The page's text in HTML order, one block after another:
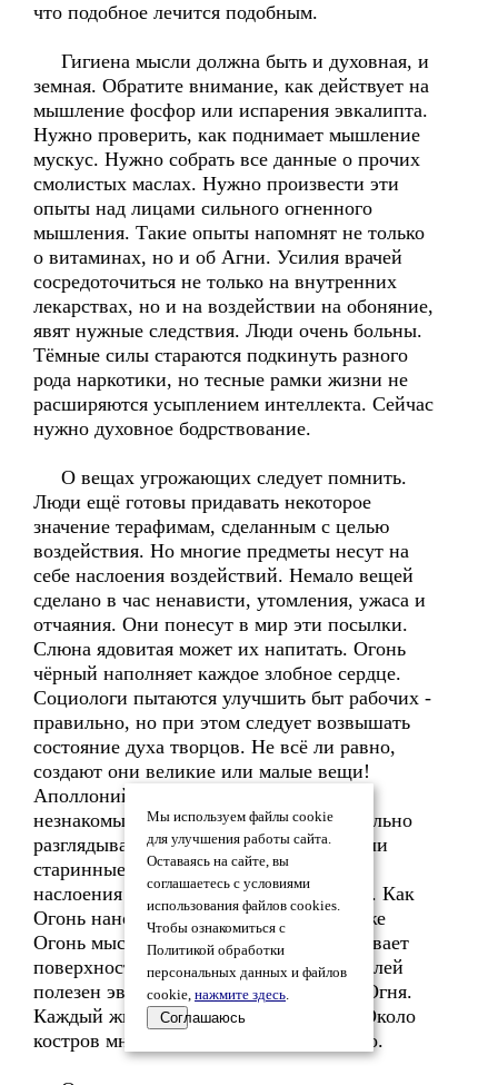
что подобное лечится подобным.
Гигиена мысли должна быть и духовная, и
земная. Обратите внимание, как действует на
мышление фосфор или испарения эвкалипта.
Нужно проверить, как поднимает мышление
мускус. Нужно собрать все данные о прочих
смолистых маслах. Нужно произвести эти
опыты над лицами сильного огненного
мышления. Такие опыты напомнят не только
о витаминах, но и об Агни. Усилия врачей
сосредоточиться не только на внутренних
лекарствах, но и на воздействии на обоняние,
явят нужные следствия. Люди очень больны.
Тёмные силы стараются подкинуть разного
рода наркотики, но тесные рамки жизни не
расширяются усыплением интеллекта. Сейчас
нужно духовное бодрствование.
О вещах угрожающих следует помнить.
Люди ещё готовы придавать некоторое
значение терафимам, сделанным с целью
воздействия. Но многие предметы несут на
себе наслоения воздействий. Немало вещей
сделано в час ненависти, утомления, ужаса и
отчаяния. Они понесут в мир эти посылки.
Слюна ядовитая может их напитать. Огонь
чёрный наполняет каждое злобное сердце.
Социологи пытаются улучшить быт рабочих -
правильно, но при этом следует возвышать
состояние духа творцов. Не всё ли равно,
создают они великие или малые вещи!
Аполлоний никогда не брал в руки
незнакомых вещей. Он сперва внимательно
разглядывал их, особенно если они были
старинные. Сколько раз твердил, что
наслоения мысли гораздо сильнее ядов. Как
Огонь наносит патину на сосуды, так же
Огонь мысли несмываем, когда напитывает
поверхность предмета. Среди очистителей
полезен эвкалипт, содержащий много Огня.
Каждый живой Огонь также полезен. Около
костров много заразы было уничтожено.
Мы используем файлы cookie
для улучшения работы сайта.
Оставаясь на сайте, вы
соглашаетесь с условиями
использования файлов cookies.
Чтобы ознакомиться с
Политикой обработки
персональных данных и файлов
cookie, нажмите здесь.
Соглашаюсь